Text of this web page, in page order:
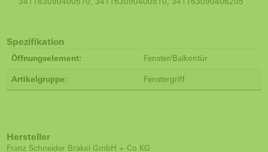
Spezifikation
Öffnungselement: Fenster/Balkontür
Artikelgruppe: Fenstergriff
Hersteller
Franz Schneider Brakel GmbH + Co KG